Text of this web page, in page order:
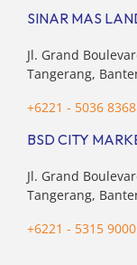
SINAR MAS
Jl. Grand
Tangerang,
+6221 - 5036 8368
BSD CITY
Jl. Grand
Tangerang,
+6221 - 5315 9000